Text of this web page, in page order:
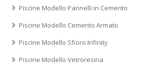
Piscine Modello Pannelli in Cemento
Piscine Modello Cemento Armato
Piscine Modello Sfioro Infinity
Piscine Modello Vetroresina